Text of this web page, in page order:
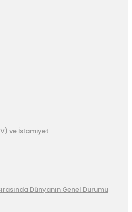
ve İslamiyet
Dünyanın Genel Durumu